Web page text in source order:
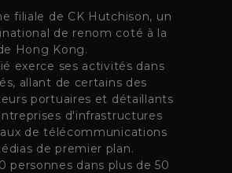
filiale de CK Hutchison, un
de renom coté à la
Hong Kong.
exerce ses activités dans
allant de certains des
portuaires et détaillants
d'infrastructures
de télécommunications
de premier plan.
personnes dans plus de 50